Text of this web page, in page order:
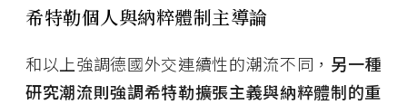
希特勒個人與納粹體制主導論
和以上強調德國外交連續性的潮流不同， 另一種
研究潮流則強調希特勒擴張主義與納粹體制的重